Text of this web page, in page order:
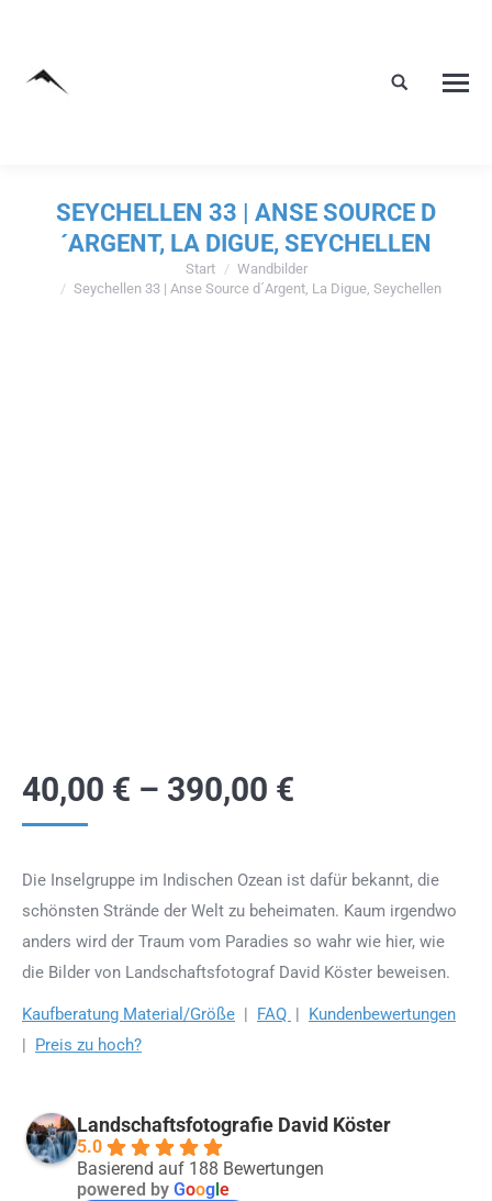
SEYCHELLEN 33 | ANSE SOURCE D
´ARGENT, LA DIGUE, SEYCHELLEN
Start
Wandbilder
Seychellen 33 | Anse Source d´Argent, La Digue, Seychellen
40,00 € – 390,00 €
Die Inselgruppe im Indischen Ozean ist dafür bekannt, die
schönsten Strände der Welt zu beheimaten. Kaum irgendwo
anders wird der Traum vom Paradies so wahr wie hier, wie
die Bilder von Landschaftsfotograf David Köster beweisen.
Kaufberatung Material/Größe | FAQ | Kundenbewertungen
| Preis zu hoch?
Landschaftsfotografie David Köster
5.0
Basierend auf 188 Bewertungen
powered by Google